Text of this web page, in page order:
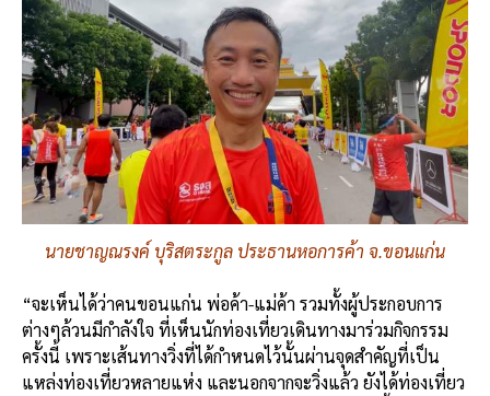
นายชาญณรงค์ บุริสตระกูล ประธานหอการค้า จ.ขอนแก่น
“จะเห็นได้ว่าคนขอนแก่น พ่อค้า-แม่ค้า รวมทั้งผู้ประกอบการ
ต่างๆล้วนมีกำลังใจ ที่เห็นนักท่องเที่ยวเดินทางมาร่วมกิจกรรม
ครั้งนี้ เพราะเส้นทางวิ่งที่ได้กำหนดไว้นั้นผ่านจุดสำคัญที่เป็น
แหล่งท่องเที่ยวหลายแห่ง และนอกจากจะวิ่งแล้ว ยังได้ท่องเที่ยว